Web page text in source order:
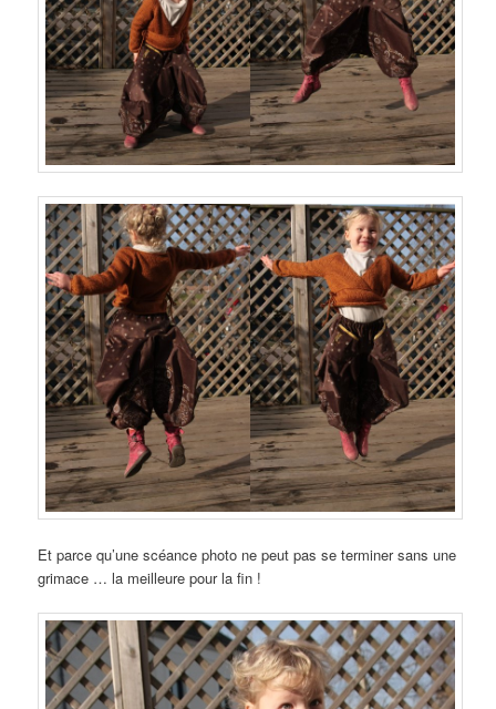
Et parce qu’une scéance photo ne peut pas se terminer sans une
grimace … la meilleure pour la fin !